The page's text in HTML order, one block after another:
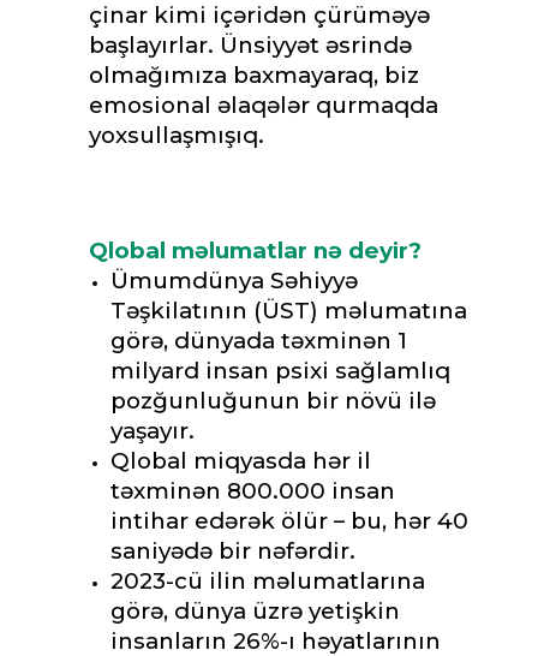
çinar kimi içəridən çürüməyə
başlayırlar. Ünsiyyət əsrində
olmağımıza baxmayaraq, biz
emosional əlaqələr qurmaqda
yoxsullaşmışıq.
Qlobal məlumatlar nə deyir?
Ümumdünya Səhiyyə
Təşkilatının (ÜST) məlumatına
görə, dünyada təxminən 1
milyard insan psixi sağlamlıq
pozğunluğunun bir növü ilə
yaşayır.
Qlobal miqyasda hər il
təxminən 800.000 insan
intihar edərək ölür – bu, hər 40
saniyədə bir nəfərdir.
2023-cü ilin məlumatlarına
görə, dünya üzrə yetişkin
insanların 26%-ı həyatlarının